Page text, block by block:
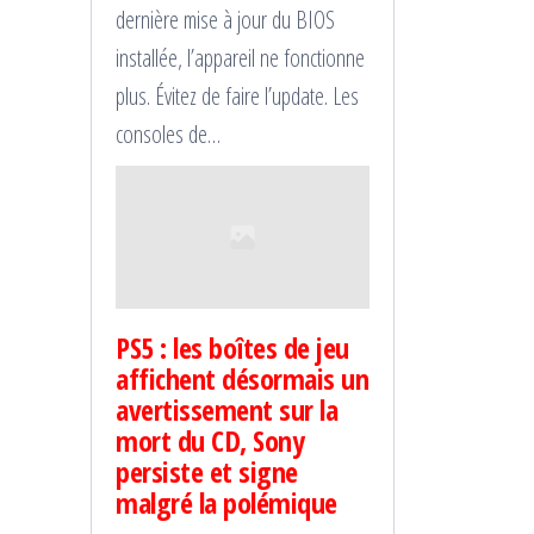
dernière mise à jour du BIOS
installée, l’appareil ne fonctionne
plus. Évitez de faire l’update. Les
consoles de…
PS5 : les boîtes de jeu
affichent désormais un
avertissement sur la
mort du CD, Sony
persiste et signe
malgré la polémique